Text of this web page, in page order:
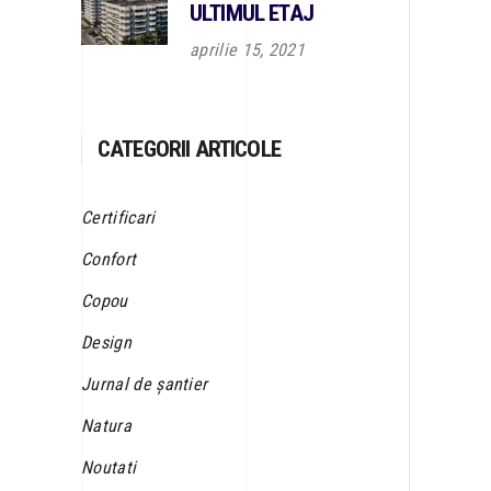
ULTIMUL ETAJ
aprilie 15, 2021
CATEGORII ARTICOLE
Certificari
Confort
Copou
Design
Jurnal de șantier
Natura
Noutati